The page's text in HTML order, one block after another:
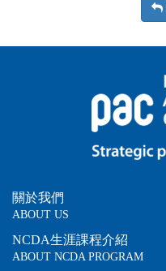
關於我們
ABOUT US
NCDA生涯課程介紹
ABOUT NCDA PROGRAM